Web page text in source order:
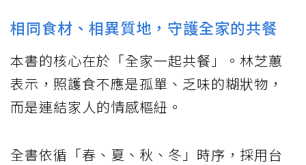
相同食材、相異質地，守護全家的共餐
本書的核心在於「全家一起共餐」。林芝蕙
表示，照護食不應是孤單、乏味的糊狀物，
而是連結家人的情感樞紐。
全書依循「春、夏、秋、冬」時序，採用台